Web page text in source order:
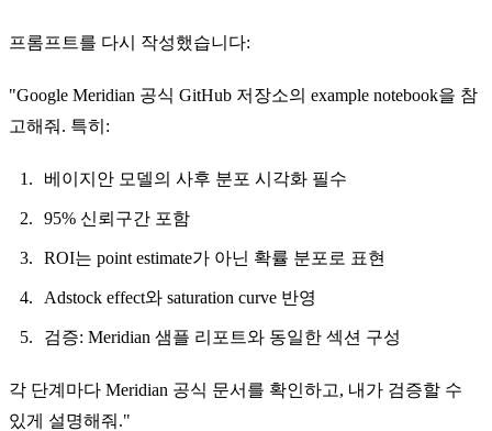
프롬프트를 다시 작성했습니다:
"Google Meridian 공식 GitHub 저장소의 example notebook을 참
고해줘. 특히:
베이지안 모델의 사후 분포 시각화 필수
95% 신뢰구간 포함
ROI는 point estimate가 아닌 확률 분포로 표현
Adstock effect와 saturation curve 반영
검증: Meridian 샘플 리포트와 동일한 섹션 구성
각 단계마다 Meridian 공식 문서를 확인하고, 내가 검증할 수
있게 설명해줘."